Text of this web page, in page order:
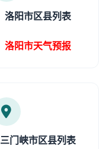
洛阳市区县列表
洛阳市天气预报
三门峡市区县列表